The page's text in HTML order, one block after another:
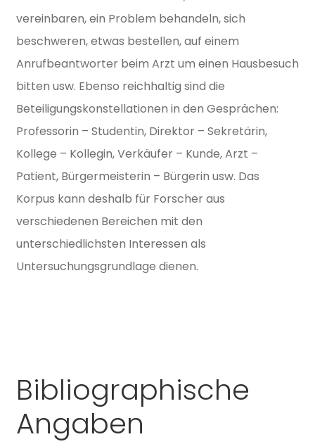
vereinbaren, ein Problem behandeln, sich
beschweren, etwas bestellen, auf einem
Anrufbeantworter beim Arzt um einen Hausbesuch
bitten usw. Ebenso reichhaltig sind die
Beteiligungskonstellationen in den Gesprächen:
Professorin – Studentin, Direktor – Sekretärin,
Kollege – Kollegin, Verkäufer – Kunde, Arzt –
Patient, Bürgermeisterin – Bürgerin usw. Das
Korpus kann deshalb für Forscher aus
verschiedenen Bereichen mit den
unterschiedlichsten Interessen als
Untersuchungsgrundlage dienen.
Bibliographische
Angaben